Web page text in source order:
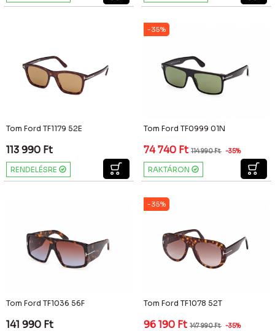
Tom Ford TF1179 52E
113 990 Ft
RENDELÉSRE
-35%
Tom Ford TF0999 01N
74 740 Ft 114 990Ft -35%
RAKTÁRON
Tom Ford TF1036 56F
141 990 Ft
-35%
Tom Ford TF1078 52T
96 190 Ft 147 990Ft -35%